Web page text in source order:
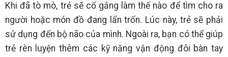
Khi đã tò mò, trẻ sẽ cố gắng làm thế nào để tìm cho ra
người hoặc món đồ đang lẩn trốn. Lúc này, trẻ sẽ phải
sử dụng đến bộ não của mình. Ngoài ra, bạn có thể giúp
trẻ rèn luyện thêm các kỹ năng vận động đôi bàn tay